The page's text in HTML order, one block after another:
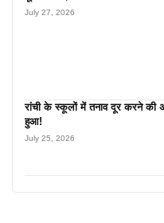
July 27, 2026
रांची के स्कूलों में तनाव दूर करने की
हुआ!
July 25, 2026